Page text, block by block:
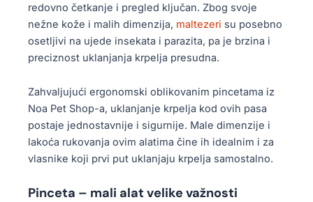
redovno četkanje i pregled ključan. Zbog svoje
nežne kože i malih dimenzija, maltezeri su posebno
osetljivi na ujede insekata i parazita, pa je brzina i
preciznost uklanjanja krpelja presudna.
Zahvaljujući ergonomski oblikovanim pincetama iz
Noa Pet Shop-a, uklanjanje krpelja kod ovih pasa
postaje jednostavnije i sigurnije. Male dimenzije i
lakoća rukovanja ovim alatima čine ih idealnim i za
vlasnike koji prvi put uklanjaju krpelja samostalno.
Pinceta – mali alat velike važnosti